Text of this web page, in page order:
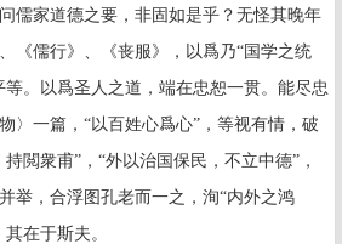
儒家道德之要，非固如是乎？无怪其晚年
《儒行》、《丧服》，以爲乃“国学之统
。以爲圣人之道，端在忠恕一贯。能尽忠
〉一篇，“以百姓心爲心”，等视有情，破
閲衆甫”，“外以治国保民，不立中德”，
举，合浮图孔老而一之，洵“内外之鸿
在于斯夫。